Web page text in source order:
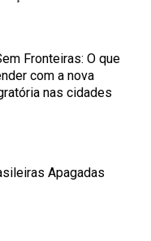
Fronteiras: O que
com a nova
nas cidades
Apagadas